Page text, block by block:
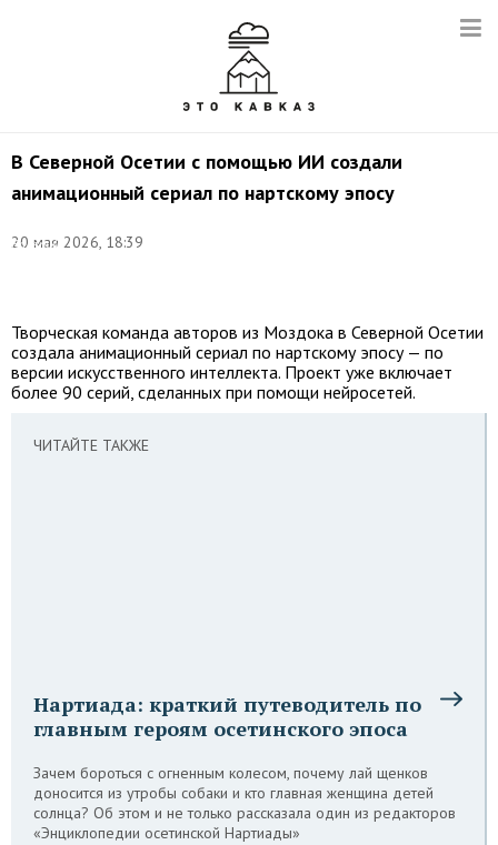
В Северной Осетии с помощью ИИ создали
анимационный сериал по нартскому эпосу
20 мая 2026, 18:39
Валерий
Творческая команда авторов из Моздока в Северной Осетии
создала анимационный сериал по нартскому эпосу — по
версии искусственного интеллекта. Проект уже включает
более 90 серий, сделанных при помощи нейросетей.
ЧИТАЙТЕ ТАКЖЕ
Нартиада: краткий путеводитель по
главным героям осетинского эпоса
Зачем бороться с огненным колесом, почему лай щенков
доносится из утробы собаки и кто главная женщина детей
солнца? Об этом и не только рассказала один из редакторов
«Энциклопедии осетинской Нартиады»